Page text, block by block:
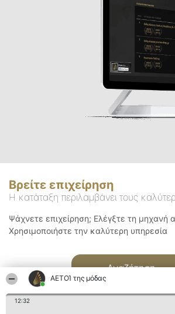
ΑΕΤΟΊ της μόδας
12:32
Βρείτε επιχείρηση
Η κατάταξη περιλαμβάνει τους
Ψάχνετε επιχείρηση; Ελέγξτε τη μηχανή
Χρησιμοποιήστε την καλύτερη υπηρεσία
Αναζήτηση